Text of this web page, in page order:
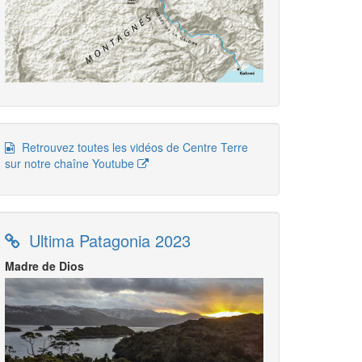
Retrouvez toutes les vidéos de Centre Terre
sur notre chaîne Youtube
Ultima Patagonia 2023
Madre de Dios